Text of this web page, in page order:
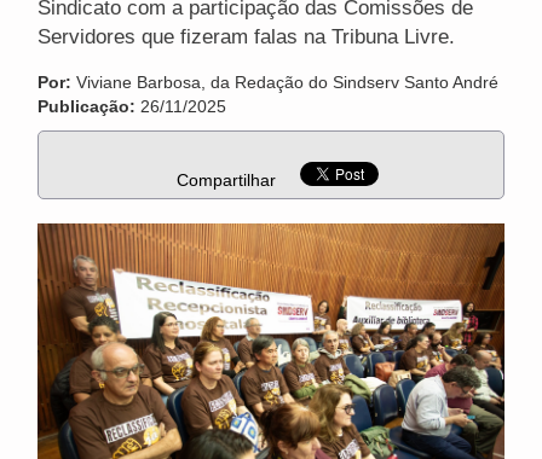
Sindicato com a participação das Comissões de
Servidores que fizeram falas na Tribuna Livre.
Por: Viviane Barbosa, da Redação do Sindserv Santo André
Publicação: 26/11/2025
Compartilhar